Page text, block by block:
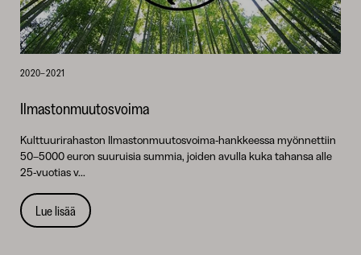
2020–2021
Ilmastonmuutosvoima
Kulttuurirahaston Ilmastonmuutosvoima-hankkeessa myönnettiin
50–5000 euron suuruisia summia, joiden avulla kuka tahansa alle
25-vuotias v...
Lue lisää